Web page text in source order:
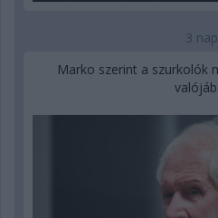
3
Marko szerint a szurkolók